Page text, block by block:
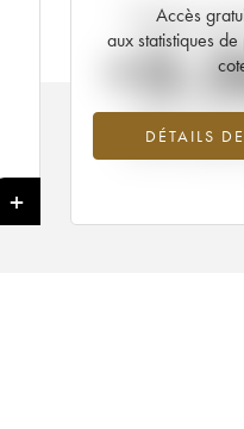
+
Accès
aux statistiques
DÉTAILS
Tendance
Tendance à la
2010 en 2026